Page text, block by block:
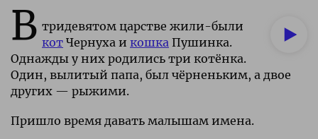
В тридевятом царстве жили-были
котЧернуха и кошка Пушинка.
Однажды у них родились три котёнка.
Один, вылитый папа, был чёрненьким, а двое
других — рыжими.
Пришло время давать малышам имена.